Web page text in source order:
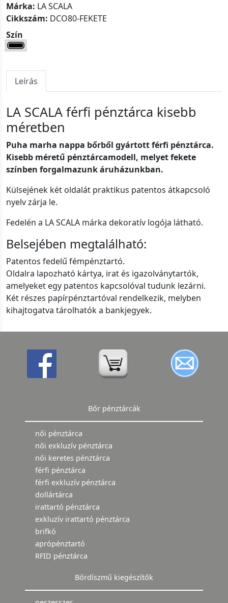
Márka: LA SCALA
Cikkszám: DCO80-FEKETE
Szín
Leírás
LA SCALA férfi pénztárca kisebb
méretben
Puha marha nappa bőrből gyártott férfi pénztárca.
Kisebb méretű pénztárcamodell, melyet fekete
színben forgalmazunk áruházunkban.
Külsejének két oldalát praktikus patentos átkapcsoló
nyelv zárja le.
Fedelén a LA SCALA márka dekoratív logója látható.
Belsejében megtalálható:
Patentos fedelű fémpénztartó.
Oldalra lapozható kártya, irat és igazolványtartók,
amelyeket egy patentos kapcsolóval tudunk lezárni.
Két részes papírpénztartóval rendelkezik, melyben
kihajtogatva tárolhatók a bankjegyek.
Bőr pénztárcák
női pénztárca
női exkluzív pénztárca
női keretes pénztárca
férfi pénztárca
férfi exkluzív pénztárca
dollártárca
irattartó pénztárca
exkluzív irattartó pénztárca
brifkó
aprópénztartó
RFID pénztárca
Bőrdíszmű kiegészítők